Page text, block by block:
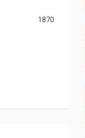
1870